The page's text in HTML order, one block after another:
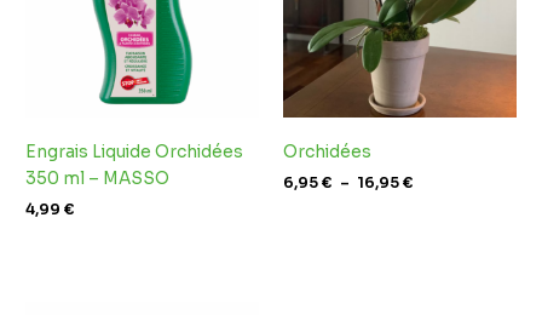
Engrais Liquide Orchidées
350 ml – MASSO
4,99€
Orchidées
6,95€ – 16,95€